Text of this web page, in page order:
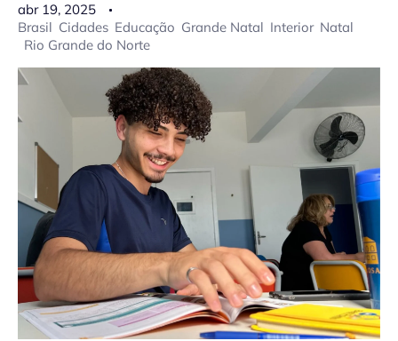
abr 19, 2025
Brasil Cidades Educação Grande Natal Interior Natal
Rio Grande do Norte